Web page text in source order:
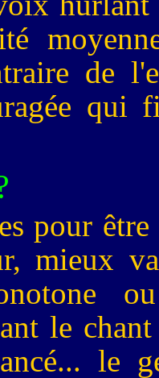
de
pour
mieux
le
le